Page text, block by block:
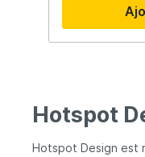
Hotspot
Hotspot Design est